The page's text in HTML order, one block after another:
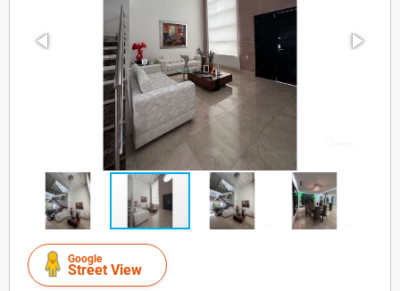
Google
Street View